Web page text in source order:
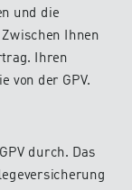
und die
Ihnen
Ihren
von der GPV.
durch. Das